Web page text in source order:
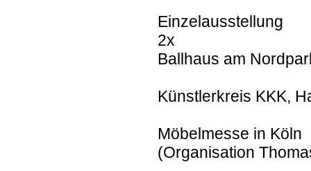
Einzelausstellung
2x
Ballhaus am
Künstlerkreis KKK,
Möbelmesse in Köln
(Organisation